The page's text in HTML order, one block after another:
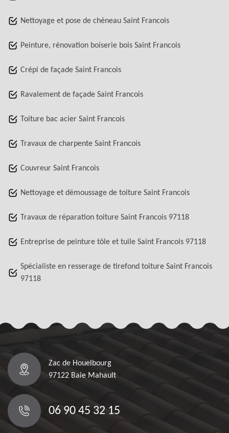
Nettoyage et pose de chéneau Saint Francois
Peinture, rénovation boiserie bois Saint Francois
Crépi de façade Saint Francois
Ravalement de façade Saint Francois
Toiture bac acier Saint Francois
Travaux de charpente Saint Francois
Couvreur Saint Francois
Nettoyage et démoussage de toiture Saint Francois
Travaux de réparation toiture Saint Francois 97118
Entreprise de peinture tôle et tuile Saint Francois 97118
Spécialiste en resserage de tirefond toiture Saint Francois
97118
Zac de Houelbourg
97122 Baie Mahault
06 90 45 32 15